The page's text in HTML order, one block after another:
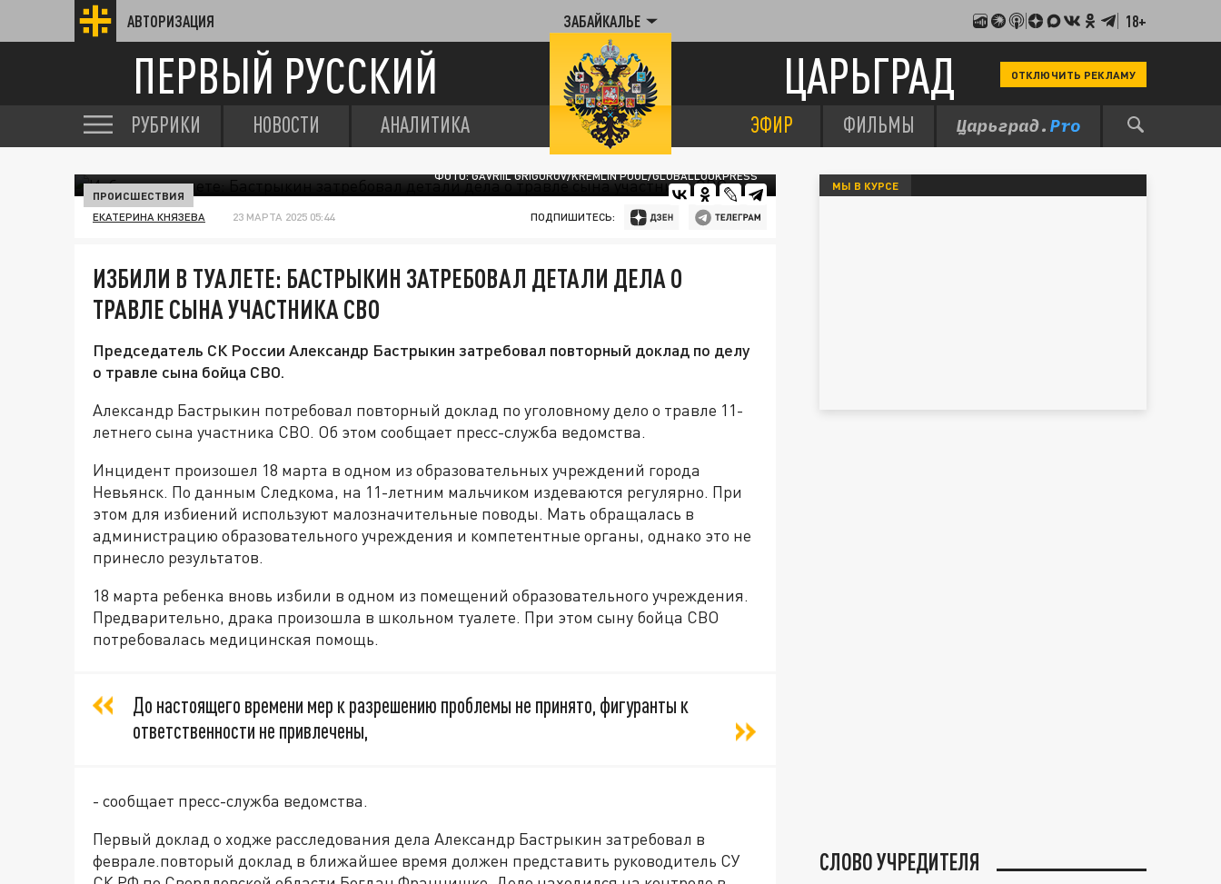
АВТОРИЗАЦИЯ ЗАБАЙКАЛЬЕ 18+
ПЕРВЫЙ РУССКИЙ ЦАРЬГРАД ОТКЛЮЧИТЬ РЕКЛАМУ
РУБРИКИ НОВОСТИ АНАЛИТИКА ЭФИР ФИЛЬМЫ
ФОТО: GAVRIIL GRIGOROV/KREMLIN POOL/GLOBALLOOKPRESS
ПРОИСШЕСТВИЯ
ЕКАТЕРИНА КНЯЗЕВА 23 МАРТА 2025 05:44 ПОДПИШИТЕСЬ:
ИЗБИЛИ В ТУАЛЕТЕ: БАСТРЫКИН ЗАТРЕБОВАЛ ДЕТАЛИ ДЕЛА О
ТРАВЛЕ СЫНА УЧАСТНИКА СВО
Председатель СК России Александр Бастрыкин затребовал повторный доклад по делу
о травле сына бойца СВО.
Александр Бастрыкин потребовал повторный доклад по уголовному дело о травле 11-
летнего сына участника СВО. Об этом сообщает пресс-служба ведомства.
Инцидент произошел 18 марта в одном из образовательных учреждений города
Невьянск. По данным Следкома, на 11-летним мальчиком издеваются регулярно. При
этом для избиений используют малозначительные поводы. Мать обращалась в
администрацию образовательного учреждения и компетентные органы, однако это не
принесло результатов.
18 марта ребенка вновь избили в одном из помещений образовательного учреждения.
Предварительно, драка произошла в школьном туалете. При этом сыну бойца СВО
потребовалась медицинская помощь.
До настоящего времени мер к разрешению проблемы не принято, фигуранты к
ответственности не привлечены,
- сообщает пресс-служба ведомства.
Первый доклад о ходже расследования дела Александр Бастрыкин затребовал в
феврале.повторый доклад в ближайшее время должен представить руководитель СУ
МЫ В КУРСЕ
СЛОВО УЧРЕДИТЕЛЯ